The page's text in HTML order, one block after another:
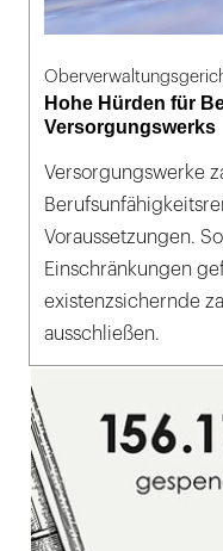
Hohe Hürden für
Versorgungswerks
Versorgungswerke
Voraussetzungen.
Einschränkungen
existenzsichernde
ausschließen.